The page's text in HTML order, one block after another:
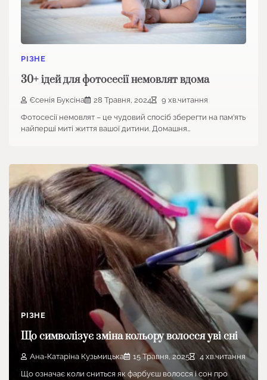
РІЗНЕ
30+ ідей для фотосесії немовлят вдома
Єсенія Буксіна 28 Травня, 2024
9 хв.читання
Фотосесії немовлят – це чудовий спосіб зберегти на пам’ять
найперші миті життя вашої дитини. Домашня…
РІЗНЕ
Що символізує зміна кольору волосся уві сні
Ана-Катаріна Кузьмицька 15 Травня, 2025
4 хв.читання
Що означає коли сниться як фарбуєш волосся і сон про